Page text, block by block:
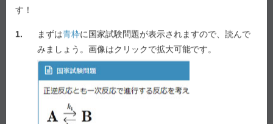
す！
1. まずは青枠に国家試験問題が表示されますので、読んで
みましょう。画像はクリックで拡大可能です。
前の問へ
未ブックマーク
問 316 正答率 :61.9%
問 317 正答率 :
国家試験問題
漬物製造工場の野菜洗浄室で清掃中、作業員が誤って